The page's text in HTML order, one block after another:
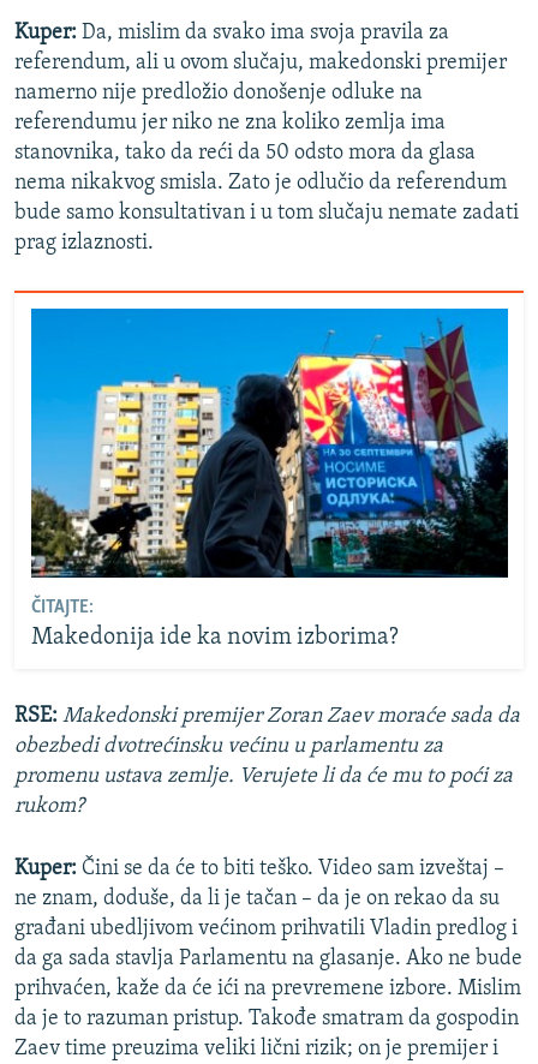
Kuper: Da, mislim da svako ima svoja pravila za
referendum, ali u ovom slučaju, makedonski premijer
namerno nije predložio donošenje odluke na
referendumu jer niko ne zna koliko zemlja ima
stanovnika, tako da reći da 50 odsto mora da glasa
nema nikakvog smisla. Zato je odlučio da referendum
bude samo konsultativan i u tom slučaju nemate zadati
prag izlaznosti.
ČITAJTE:
Makedonija ide ka novim izborima?
RSE: Makedonski premijer Zoran Zaev moraće sada da
obezbedi dvotrećinsku većinu u parlamentu za
promenu ustava zemlje. Verujete li da će mu to poći za
rukom?
Kuper: Čini se da će to biti teško. Video sam izveštaj –
ne znam, doduše, da li je tačan – da je on rekao da su
građani ubedljivom većinom prihvatili Vladin predlog i
da ga sada stavlja Parlamentu na glasanje. Ako ne bude
prihvaćen, kaže da će ići na prevremene izbore. Mislim
da je to razuman pristup. Takođe smatram da gospodin
Zaev time preuzima veliki lični rizik; on je premijer i